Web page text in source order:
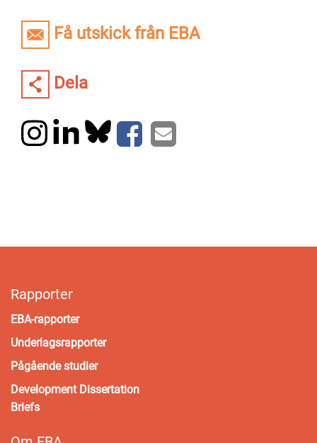
Få utskick från EBA
Dela
Rapporter
EBA-rapporter
Underlagsrapporter
Pågående studier
Development Dissertation
Briefs